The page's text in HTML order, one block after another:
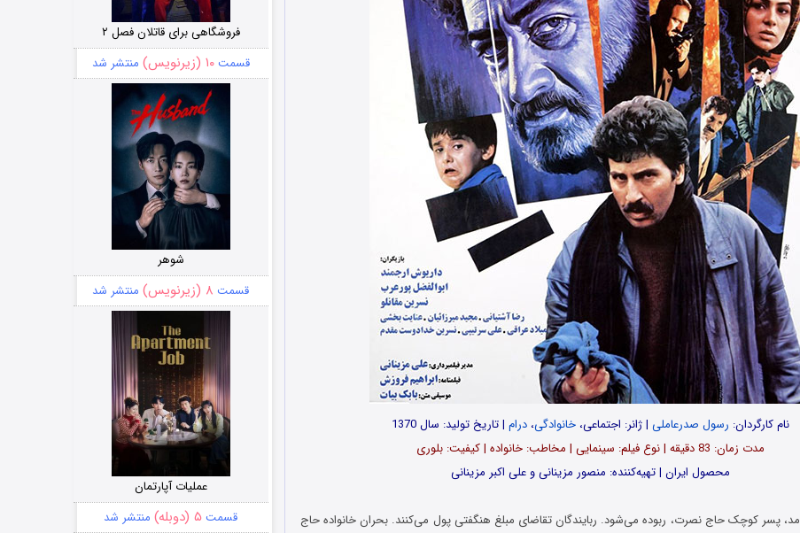
نام کارگردان: رسول صدرعاملی| ژانر: اجتماعی، خانوادگی، درام| تاریخ تولید: سال 1370
مدت‌‌‌ زمان: 83 دقیقه | نوع فیلم: سینمایی | مخاطب: خانواده | کیفیت: بلوری
محصول ایران | تهیه‎‌کننده: منصور مزینانی و علی اکبر مزینانی
پسر کوچک حاج نصرت، ربوده می‌شود. ربایندگان تقاضای مبلغ هنگفتی پول می‌کنند. بحران خانواده حاج
فروشگاهی برای قاتلان فصل ۲
قسمت۱۰ (زیرنویس) منتشر شد
شوهر
قسمت ۸ (زیرنویس) منتشر شد
عملیات آپارتمان
قسمت ۵ (دوبله) منتشر شد